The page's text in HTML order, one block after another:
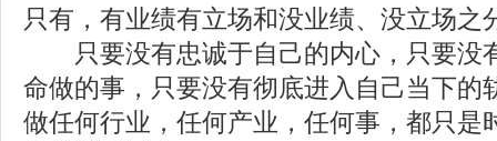
只有，有业绩有立场和没业绩、没立场之
只要没有忠诚于自己的内心，只要没
命做的事，只要没有彻底进入自己当下的
做任何行业，任何产业，任何事，都只是